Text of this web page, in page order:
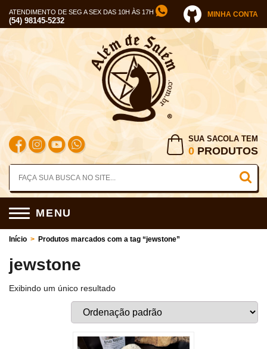
ATENDIMENTO DE SEG A SEX DAS 10H ÀS 17H
(54) 98145-5232
MINHA CONTA
SUA SACOLA TEM
0 PRODUTOS
MENU
Início > Produtos marcados com a tag “jewstone”
jewstone
Exibindo um único resultado